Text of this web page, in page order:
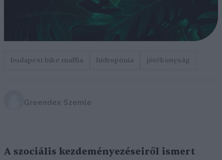
budapest bike maffia hidropónia jótékonyság
Greendex Szemle
A szociális kezdeményezéseiről ismert